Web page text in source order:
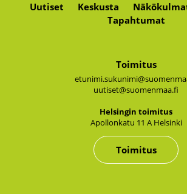
Uutiset Keskusta
Tapahtumat
Toimitus
uutiset@suomenmaa.fi
Hel­sin­gin toi­mi­tus
Apol­lon­ka­tu 11 A Hel­sin­ki
Toimitus